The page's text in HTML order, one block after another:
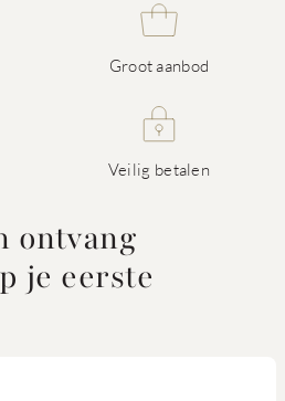
Groot aanbod
Veilig betalen
ontvang
je eerste